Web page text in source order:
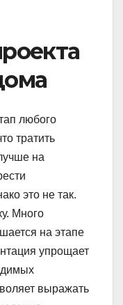
любого
тратить
на
это не так.
Много
на этапе
упрощает
выражать